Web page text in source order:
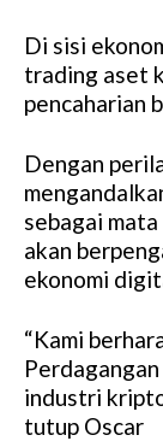
Di sisi
trading aset
pencaharian
Dengan
sebagai
akan
ekonomi
“Kami
industri
tutup Oscar